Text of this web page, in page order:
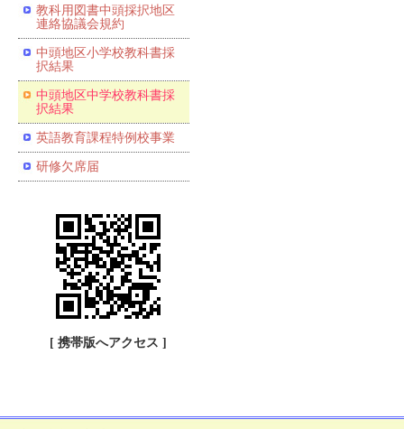
教科用図書中頭採択地区
連絡協議会規約
中頭地区小学校教科書採
択結果
中頭地区中学校教科書採
択結果
英語教育課程特例校事業
研修欠席届
[ 携帯版へアクセス ]